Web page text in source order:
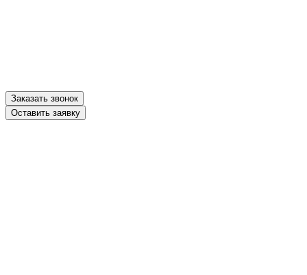
Заказать звонок
Оставить заявку